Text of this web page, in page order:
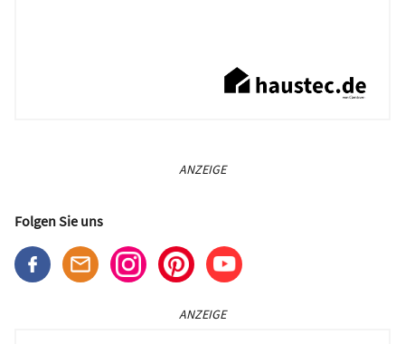
ANZEIGE
Folgen Sie uns
ANZEIGE